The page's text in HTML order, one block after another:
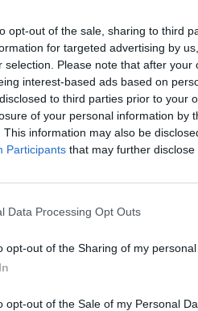
opt-out of the sale, sharing to third
for targeted advertising by
selection. Please note that after
interest-based ads based on
to third parties prior to your
of your personal information by
This information may also be
Participants that may further
Data Processing Opt Outs
opt-out of the Sharing of my personal
opt-out of the Sale of my Personal
το προσωπικό του
του χαρτονομίσματος.
τον Αύγουστο και τον
δοκιμαστικά σχέδια για το
το πρόσωπο του
δολαρίων, ανάμεσα στις
Σκοτ Μπέσεντ, σύμφωνα
στην κατοχή της
πρότυπο αυτό
Τραμπ. Ο Βρετανός
πρότεινε αλλαγές στο